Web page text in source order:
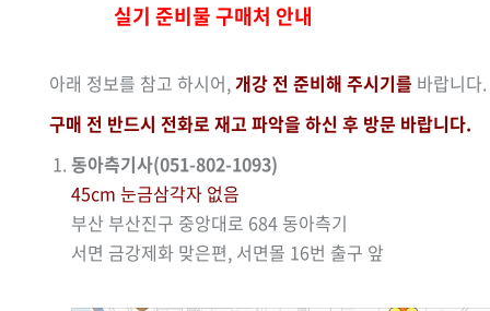
실기 준비물 구매처 안내
아래 정보를 참고 하시어,개강 전 준비해 주시기를 바랍니다.
구매 전 반드시 전화로 재고 파악을 하신 후 방문 바랍니다.
동아측기사(051-802-1093)
45cm 눈금삼각자 없음
부산 부산진구 중앙대로 684 동아측기
서면 금강제화 맞은편, 서면몰 16번 출구 앞